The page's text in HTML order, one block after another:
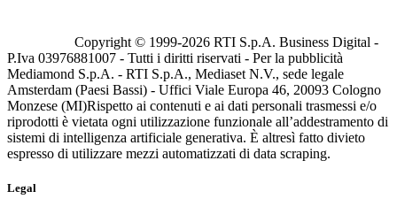
Copyright © 1999-2026 RTI S.p.A. Business Digital -
P.Iva 03976881007 - Tutti i diritti riservati - Per la pubblicità
Mediamond S.p.A. - RTI S.p.A., Mediaset N.V., sede legale
Amsterdam (Paesi Bassi) - Uffici Viale Europa 46, 20093 Cologno
Monzese (MI)Rispetto ai contenuti e ai dati personali trasmessi e/o
riprodotti è vietata ogni utilizzazione funzionale all’addestramento di
sistemi di intelligenza artificiale generativa. È altresì fatto divieto
espresso di utilizzare mezzi automatizzati di data scraping.
Legal